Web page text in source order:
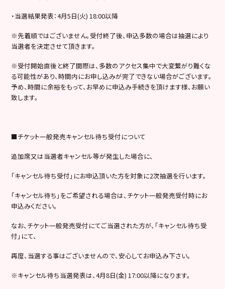
・当選結果発表：4月5日(火) 18:00以降
※先着順ではございません。受付終了後、申込多数の場合は抽選により
当選者を決定させて頂きます。
※受付開始直後と終了間際は、多数のアクセス集中で大変繋がり難くな
る可能性があり、時間内にお申し込みが完了できない場合がございます。
予め、時間に余裕をもって、お早めに申込み手続きを頂けます様、お願い
致します。
■チケット一般発売キャンセル待ち受付について
追加席又は当選者キャンセル等が発生した場合に、
「キャンセル待ち受付」にお申込頂いた方を対象に2次抽選を行います。
「キャンセル待ち」をご希望される場合は、チケット一般発売受付時にお
申込みください。
なお、チケット一般発売受付にてご当選された方が、「キャンセル待ち受
付」にて、
再度、当選する事はございませんので、安心してお申込み下さい。
※キャンセル待ち当選発表は、4月8日(金) 17:00以降になります。